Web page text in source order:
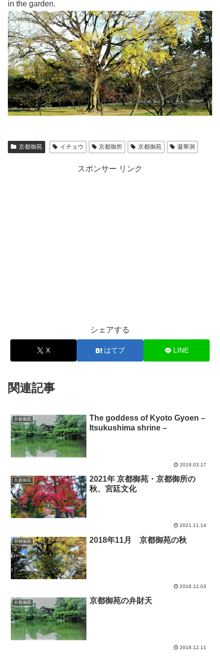
in the garden.
京都御苑 イチョウ 京都御所 京都御苑 凝華洞
スポンサー リンク
シェアする
X はてブ LINE
関連記事
京都御苑
The goddess of Kyoto Gyoen –
Itsukushima shrine –
2019.03.17
京都御苑
2021年 京都御苑・京都御所の
秋、宮廷文化
2021.11.14
京都御苑 2018年11月 京都御苑の秋
2018.12.03
京都御苑 京都御苑の弁財天
2018.12.11